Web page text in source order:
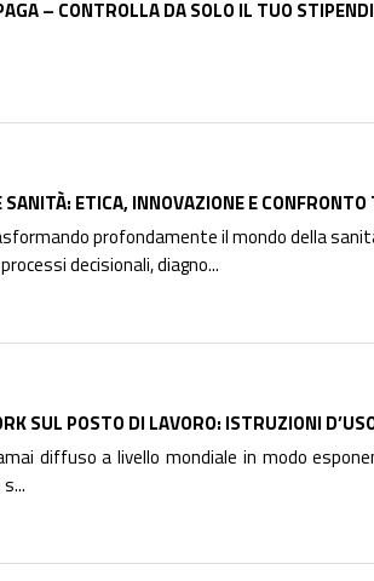
– CONTROLLA DA SOLO IL TUO
ETICA, INNOVAZIONE E
profondamente il mondo della
decisionali, diagno...
SUL POSTO DI LAVORO: ISTRUZIONI
diffuso a livello mondiale in modo